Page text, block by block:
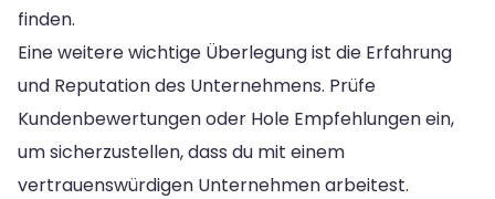
finden.
Eine weitere wichtige Überlegung ist die Erfahrung
und Reputation des Unternehmens. Prüfe
Kundenbewertungen oder Hole Empfehlungen ein,
um sicherzustellen, dass du mit einem
vertrauenswürdigen Unternehmen arbeitest.